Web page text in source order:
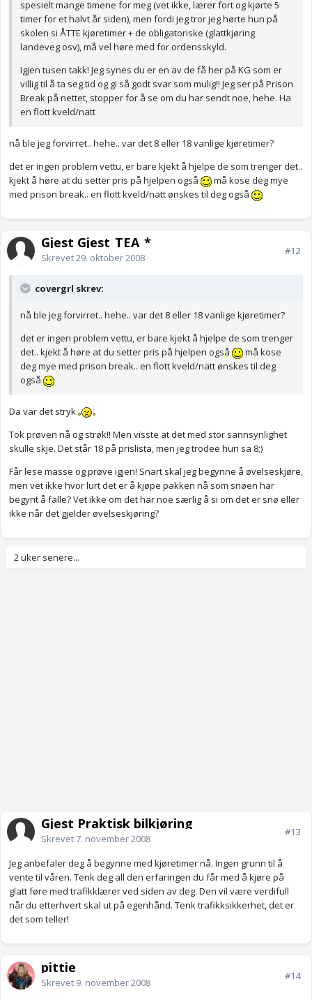
spesielt mange timene for meg (vet ikke, lærer fort og kjørte 5
timer for et halvt år siden), men fordi jeg tror jeg hørte hun på
skolen si ÅTTE kjøretimer + de obligatoriske (glattkjøring
landeveg osv), må vel høre med for ordensskyld.
Igjen tusen takk! Jeg synes du er en av de få her på KG som er
villig til å ta seg tid og gi så godt svar som mulig!! Jeg ser på Prison
Break på nettet, stopper for å se om du har sendt noe, hehe. Ha
en flott kveld/natt
nå ble jeg forvirret.. hehe.. var det 8 eller 18 vanlige kjøretimer?
det er ingen problem vettu, er bare kjekt å hjelpe de som trenger det..
kjekt å høre at du setter pris på hjelpen også
må kose deg mye
med prison break.. en flott kveld/natt ønskes til deg også
Gjest Gjest_TEA_*
Skrevet29. oktober 2008
#12
covergrl skrev:
nå ble jeg forvirret.. hehe.. var det 8 eller 18 vanlige kjøretimer?
det er ingen problem vettu, er bare kjekt å hjelpe de som trenger
det.. kjekt å høre at du setter pris på hjelpen også
må kose
deg mye med prison break.. en flott kveld/natt ønskes til deg
også
Da var det stryk
Tok prøven nå og strøk!! Men visste at det med stor sannsynlighet
skulle skje. Det står 18 på prislista, men jeg trodee hun sa 8;)
Får lese masse og prøve igjen! Snart skal jeg begynne å øvelseskjøre,
men vet ikke hvor lurt det er å kjøpe pakken nå som snøen har
begynt å falle? Vet ikke om det har noe særlig å si om det er snø eller
ikke når det gjelder øvelseskjøring?
2 uker senere...
Gjest Praktisk bilkjøring
Skrevet7. november 2008
#13
Jeg anbefaler deg å begynne med kjøretimer nå. Ingen grunn til å
vente til våren. Tenk deg all den erfaringen du får med å kjøre på
glatt føre med trafikklærer ved siden av deg. Den vil være verdifull
når du etterhvert skal ut på egenhånd. Tenk trafikksikkerhet, det er
det som teller!
pittie
Skrevet 9. november 2008
#14